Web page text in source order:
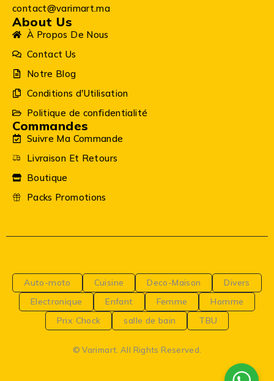
contact@varimart.ma
About Us
À Propos De Nous
Contact Us
Notre Blog
Conditions d'Utilisation
Politique de confidentialité
Commandes
Suivre Ma Commande
Livraison Et Retours
Boutique
Packs Promotions
Auto-moto Cuisine Deco-Maison
Divers
Electronique
Enfant Femme
Homme
Prix Chock
salle de bain TBU
© Varimart. All Rights Reserved.